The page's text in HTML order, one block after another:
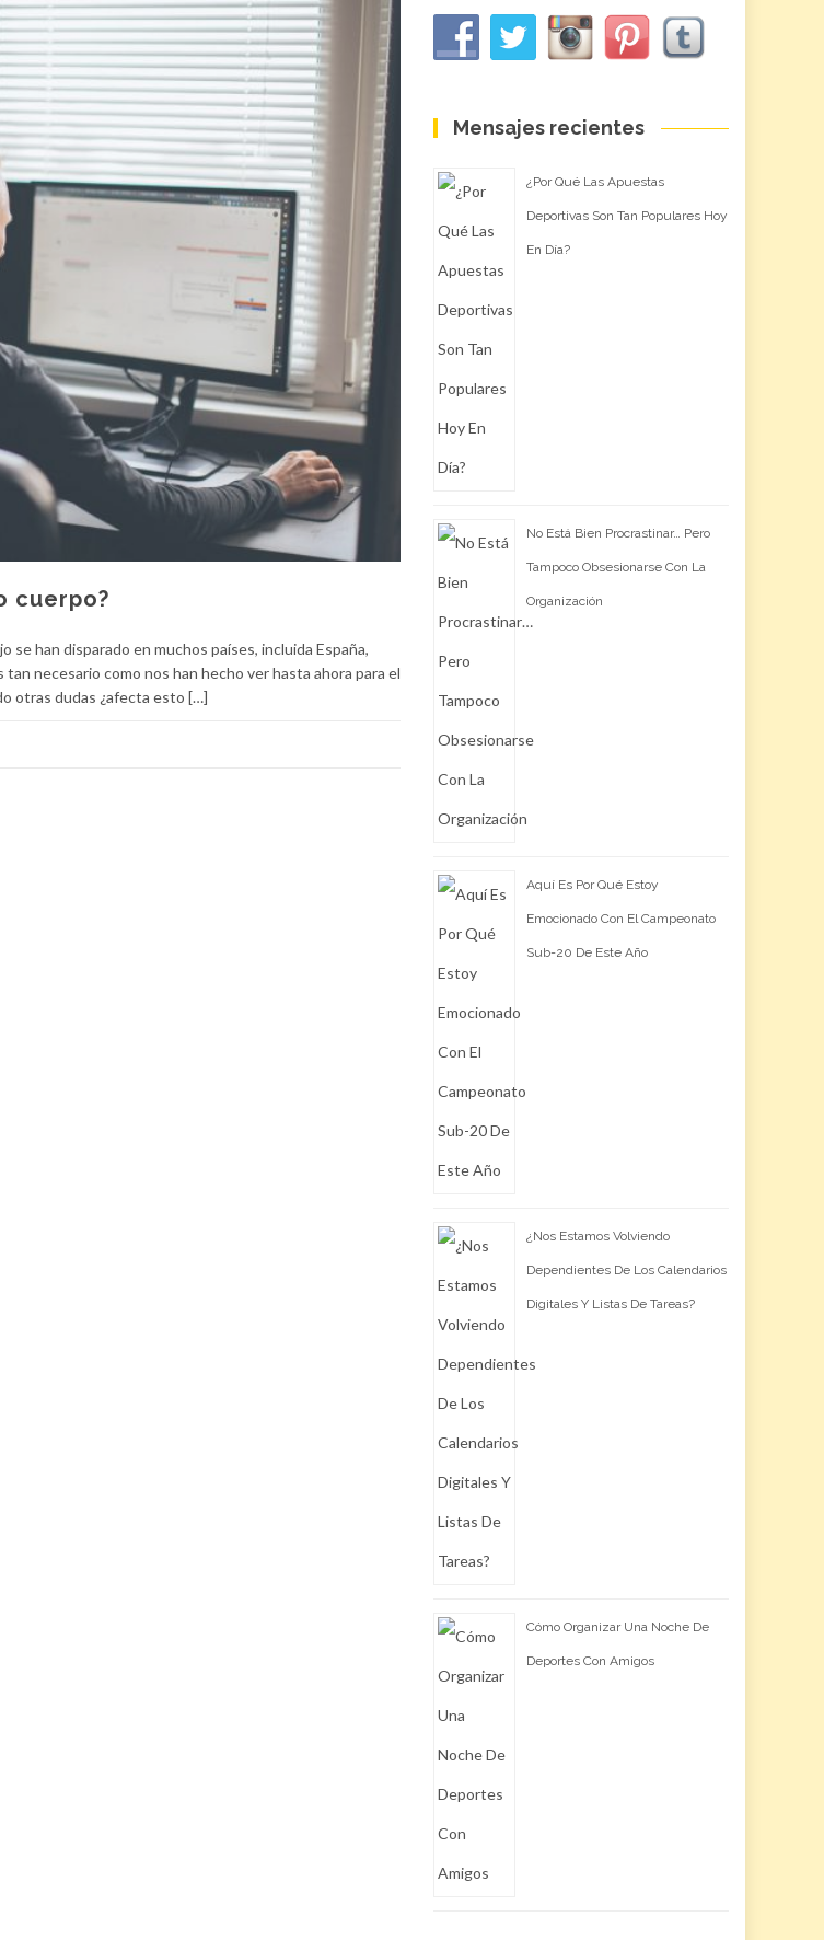
cuerpo?
han disparado en muchos países, incluida España,
necesario como nos han hecho ver hasta ahora para el
otras dudas ¿afecta esto […]
Mensajes recientes
¿Por Qué Las Apuestas
Deportivas Son Tan Populares Hoy
En Día?
No Está Bien Procrastinar… Pero
Tampoco Obsesionarse Con La
Organización
Aquí Es Por Qué Estoy
Emocionado Con El Campeonato
Sub-20 De Este Año
¿Nos Estamos Volviendo
Dependientes De Los Calendarios
Digitales Y Listas De Tareas?
Cómo Organizar Una Noche De
Deportes Con Amigos